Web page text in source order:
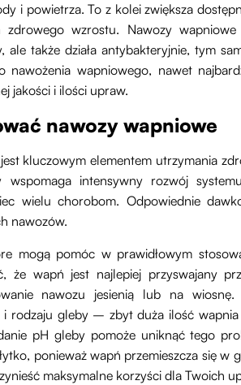
i powietrza. To z kolei zwiększa
wzrostu. Nawozy
także działa antybakteryjnie, tym
nawożenia wapniowego, nawet
jakości i ilości upraw.
nawozy wapniowe
kluczowym elementem utrzymania
wspomaga intensywny rozwój
wielu chorobom. Odpowiednie
nawozów.
mogą pomóc w prawidłowym
że wapń jest najlepiej przyswajany
nawozu jesienią lub na
rodzaju gleby – zbyt duża ilość
pH gleby pomoże uniknąć tego
ponieważ wapń przemieszcza się w
maksymalne korzyści dla Twoich